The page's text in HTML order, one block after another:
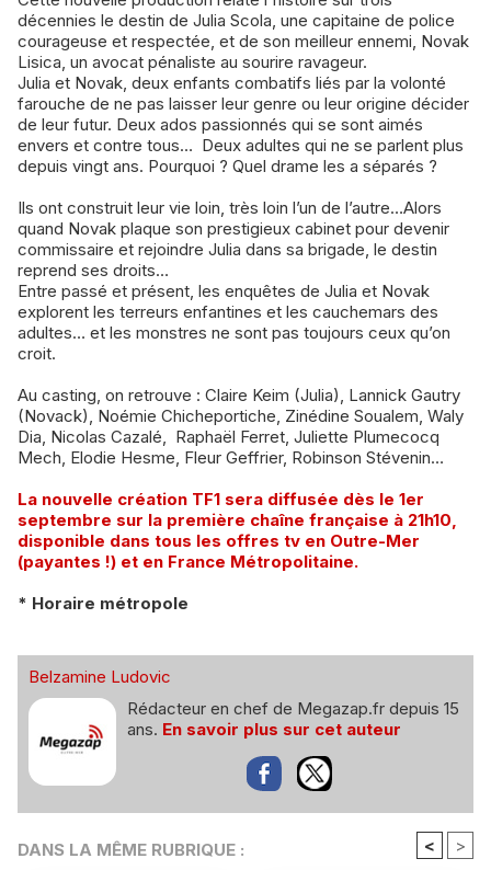
décennies le destin de Julia Scola, une capitaine de police
courageuse et respectée, et de son meilleur ennemi, Novak
Lisica, un avocat pénaliste au sourire ravageur.
Julia et Novak, deux enfants combatifs liés par la volonté
farouche de ne pas laisser leur genre ou leur origine décider
de leur futur. Deux ados passionnés qui se sont aimés
envers et contre tous… Deux adultes qui ne se parlent plus
depuis vingt ans. Pourquoi ? Quel drame les a séparés ?
Ils ont construit leur vie loin, très loin l’un de l’autre…Alors
quand Novak plaque son prestigieux cabinet pour devenir
commissaire et rejoindre Julia dans sa brigade, le destin
reprend ses droits…
Entre passé et présent, les enquêtes de Julia et Novak
explorent les terreurs enfantines et les cauchemars des
adultes… et les monstres ne sont pas toujours ceux qu’on
croit.
Au casting, on retrouve : Claire Keim (Julia), Lannick Gautry
(Novack), Noémie Chicheportiche, Zinédine Soualem, Waly
Dia, Nicolas Cazalé, Raphaël Ferret, Juliette Plumecocq
Mech, Elodie Hesme, Fleur Geffrier, Robinson Stévenin…
La nouvelle création TF1 sera diffusée dès le 1er
septembre sur la première chaîne française à 21h10,
disponible dans tous les offres tv en Outre-Mer
(payantes !) et en France Métropolitaine.
* Horaire métropole
Belzamine Ludovic
Rédacteur en chef de Megazap.fr depuis 15
ans. En savoir plus sur cet auteur
DANS LA MÊME RUBRIQUE : < >